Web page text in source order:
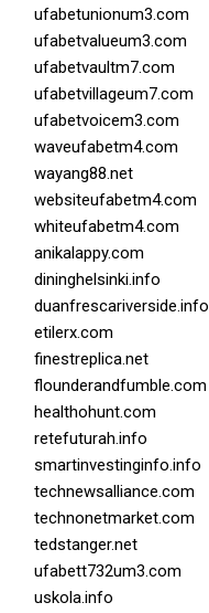
ufabetunionum3.com
ufabetvalueum3.com
ufabetvaultm7.com
ufabetvillageum7.com
ufabetvoicem3.com
waveufabetm4.com
wayang88.net
websiteufabetm4.com
whiteufabetm4.com
anikalappy.com
dininghelsinki.info
duanfrescariverside.info
etilerx.com
finestreplica.net
flounderandfumble.com
healthohunt.com
retefuturah.info
smartinvestinginfo.info
technewsalliance.com
technonetmarket.com
tedstanger.net
ufabett732um3.com
uskola.info